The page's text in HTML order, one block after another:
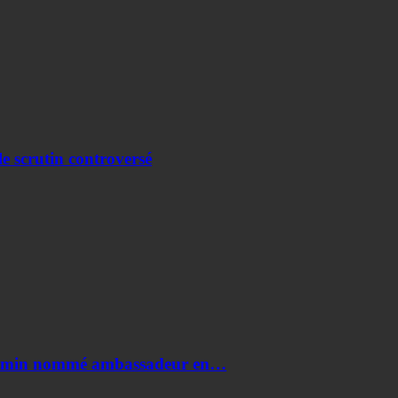
scrutin controversé
nommé ambassadeur en…